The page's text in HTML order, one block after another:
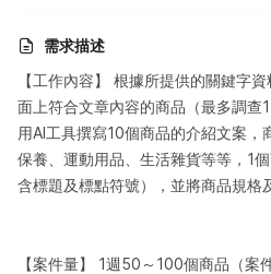
需求描述
【工作內容】 根據所提供的關鍵字
面上符合文章內容的商品（最多調查
用AI工具撰寫10個商品的介紹文案，
保養、運動用品、生活雜貨等等，1
含標題及標點符號），並將商品規格
【案件量】 1週50～100個商品（案